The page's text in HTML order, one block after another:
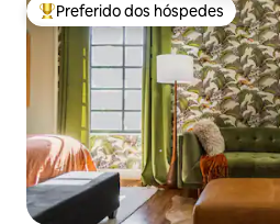
Entre os melhores preferidos dos
Preferido dos hóspedes